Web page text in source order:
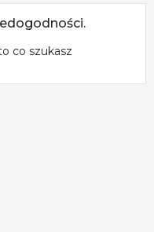
co szukasz